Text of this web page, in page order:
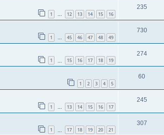
1 … 12 13 14 15 16
235
1 … 45 46 47 48 49
730
1 15 16 17 18 19
274
1 2 3 4 5
60
1 13 14 15 16 17
245
1 17 18 19 20 21
307